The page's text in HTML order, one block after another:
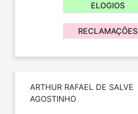
ELOGIOS
RECLAMAÇÕES
ARTHUR RAFAEL DE SALVE
AGOSTINHO